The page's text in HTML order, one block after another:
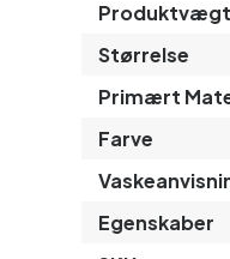
Størrelse
Primært
Farve
Egenskaber